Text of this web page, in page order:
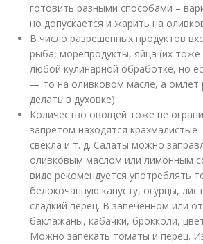
готовить разными способами –
но допускается и жарить на
В число разрешенных продуктов
рыба, морепродукты, яйца (их
любой кулинарной обработке, но
— то на оливковом масле, а омлет
делать в духовке).
Количество овощей тоже не
запретом находятся
свекла и т. д. Салаты можно
оливковым маслом или лимонным
виде рекомендуется употреблять
белокочанную капусту, огурцы,
сладкий перец. В запеченном или
баклажаны, кабачки, брокколи,
Можно запекать томаты и перец.